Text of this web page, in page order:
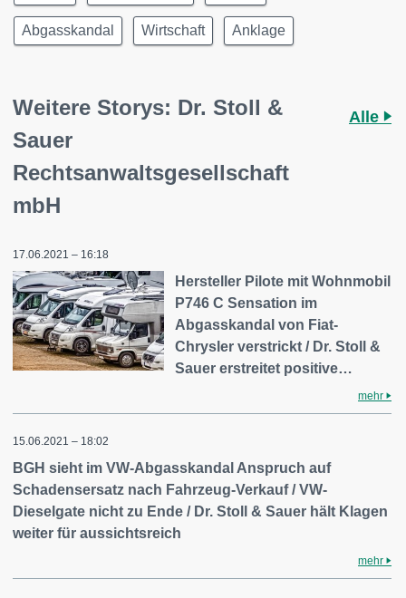
Abgasskandal Wirtschaft Anklage
Weitere Storys: Dr. Stoll &
Sauer
Rechtsanwaltsgesellschaft
mbH
Alle
17.06.2021 – 16:18
Hersteller Pilote mit Wohnmobil
P746 C Sensation im
Abgasskandal von Fiat-
Chrysler verstrickt / Dr. Stoll &
Sauer erstreitet positive…
mehr
15.06.2021 – 18:02
BGH sieht im VW-Abgasskandal Anspruch auf
Schadensersatz nach Fahrzeug-Verkauf / VW-
Dieselgate nicht zu Ende / Dr. Stoll & Sauer hält Klagen
weiter für aussichtsreich
mehr